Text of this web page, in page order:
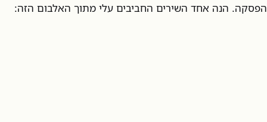
הפסקה. הנה אחד השירים החביבים עלי מתוך האלבום הזה: